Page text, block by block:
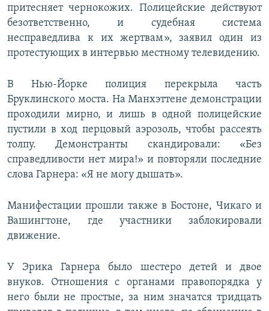
притесняет чернокожих. Полицейские действуют
безответственно, и судебная система
несправедлива к их жертвам», заявил один из
протестующих в интервью местному телевидению.
В Нью-Йорке полиция перекрыла часть
Бруклинского моста. На Манхэттене демонстрации
проходили мирно, и лишь в одной полицейские
пустили в ход перцовый аэрозоль, чтобы рассеять
толпу. Демонстранты скандировали: «Без
справедливости нет мира!» и повторяли последние
слова Гарнера: «Я не могу дышать».
Манифестации прошли также в Бостоне, Чикаго и
Вашингтоне, где участники заблокировали
движение.
У Эрика Гарнера было шестеро детей и двое
внуков. Отношения с органами правопорядка у
него были не простые, за ним значатся тридцать